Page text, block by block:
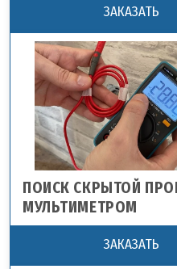
ЗАКАЗАТЬ
ПОИСК СКРЫТОЙ
МУЛЬТИМЕТРОМ
ЗАКАЗАТЬ